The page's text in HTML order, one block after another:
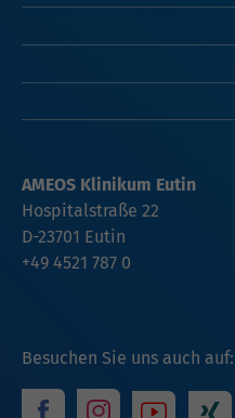
Besuchen Sie uns auch auf:
AMEOS Klinikum Eutin
Hospitalstraße 22
D-23701 Eutin
+49 4521 787 0